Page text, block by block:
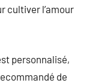
cultiver l’amour
personnalisé,
de